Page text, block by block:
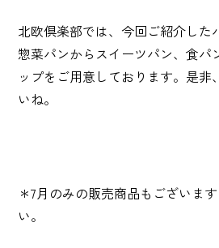
北欧倶楽部では、今回ご紹介した
惣菜パンからスイーツパン、食パ
ップをご用意しております。是非
いね。
＊7月のみの販売商品もございま
い。